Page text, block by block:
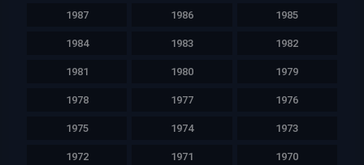
1987 1986 1985
1984 1983 1982
1981 1980 1979
1978 1977 1976
1975 1974 1973
1972 1971 1970